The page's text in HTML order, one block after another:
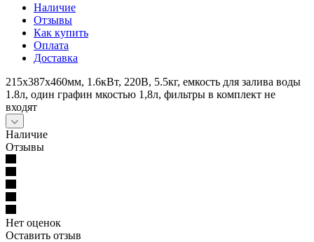
Наличие
Отзывы
Как купить
Оплата
Доставка
215x387x460мм, 1.6кВт, 220В, 5.5кг, емкость для залива воды
1.8л, один графин мкостью 1,8л, фильтры в комплект не
входят
Наличие
Отзывы
Нет оценок
Оставить отзыв